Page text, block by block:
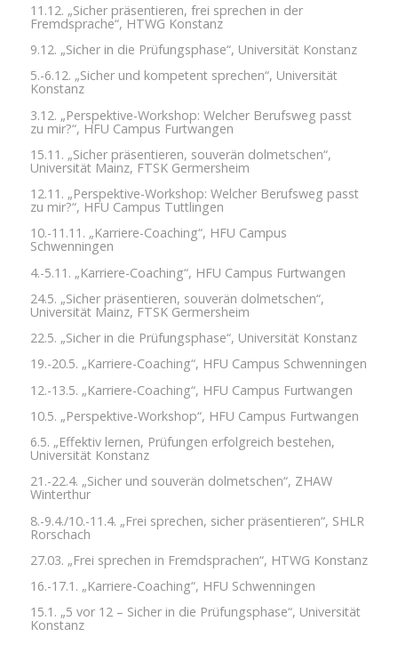
11.12. „Sicher präsentieren, frei sprechen in der
Fremdsprache“, HTWG Konstanz
9.12. „Sicher in die Prüfungsphase“, Universität Konstanz
5.-6.12. „Sicher und kompetent sprechen“, Universität
Konstanz
3.12. „Perspektive-Workshop: Welcher Berufsweg passt
zu mir?“, HFU Campus Furtwangen
15.11. „Sicher präsentieren, souverän dolmetschen“,
Universität Mainz, FTSK Germersheim
12.11. „Perspektive-Workshop: Welcher Berufsweg passt
zu mir?“, HFU Campus Tuttlingen
10.-11.11. „Karriere-Coaching“, HFU Campus
Schwenningen
4.-5.11. „Karriere-Coaching“, HFU Campus Furtwangen
24.5. „Sicher präsentieren, souverän dolmetschen“,
Universität Mainz, FTSK Germersheim
22.5. „Sicher in die Prüfungsphase“, Universität Konstanz
19.-20.5. „Karriere-Coaching“, HFU Campus Schwenningen
12.-13.5. „Karriere-Coaching“, HFU Campus Furtwangen
10.5. „Perspektive-Workshop“, HFU Campus Furtwangen
6.5. „Effektiv lernen, Prüfungen erfolgreich bestehen,
Universität Konstanz
21.-22.4. „Sicher und souverän dolmetschen“, ZHAW
Winterthur
8.-9.4./10.-11.4. „Frei sprechen, sicher präsentieren“, SHLR
Rorschach
27.03. „Frei sprechen in Fremdsprachen“, HTWG Konstanz
16.-17.1. „Karriere-Coaching“, HFU Schwenningen
15.1. „5 vor 12 – Sicher in die Prüfungsphase“, Universität
Konstanz